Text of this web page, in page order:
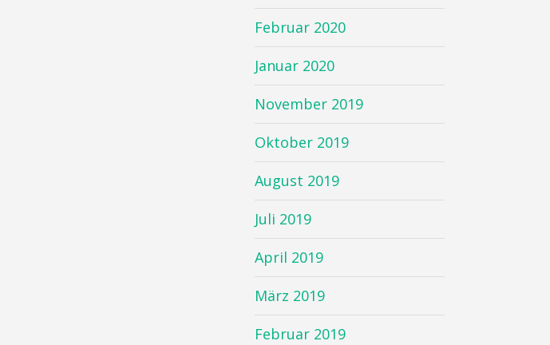
Februar 2020
Januar 2020
November 2019
Oktober 2019
August 2019
Juli 2019
April 2019
März 2019
Februar 2019